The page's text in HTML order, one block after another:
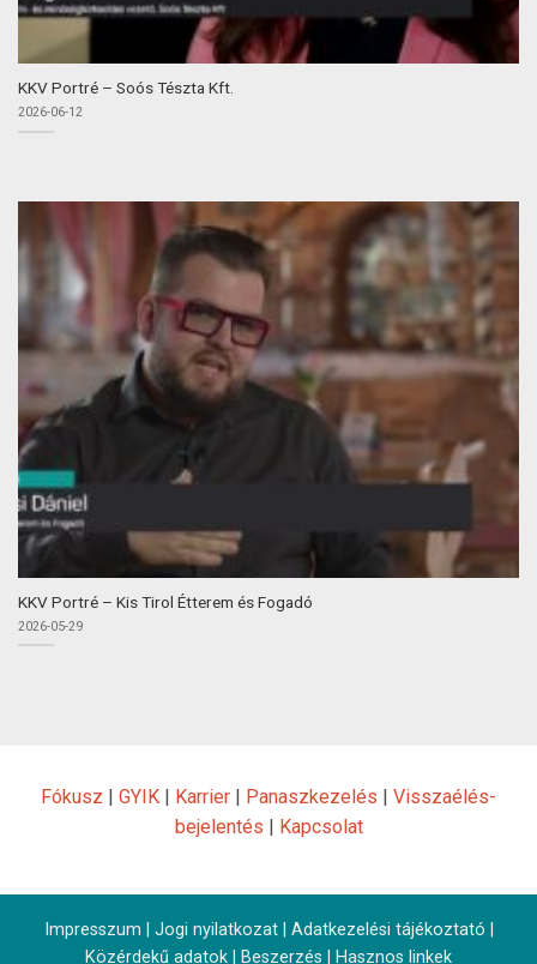
KKV Portré – Soós Tészta Kft.
2026-06-12
KKV Portré – Kis Tirol Étterem és Fogadó
2026-05-29
Fókusz | GYIK | Karrier | Panaszkezelés | Visszaélés-
bejelentés | Kapcsolat
Impresszum Jogi nyilatkozat| Adatkezelési tájékoztató
Közérdekű adatok
Beszerzés Hasznos linkek